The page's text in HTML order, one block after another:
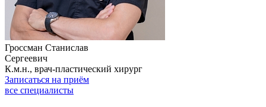
Гроссман Станислав
Сергеевич
К.м.н., врач-пластический хирург
Записаться на приём
все специалисты